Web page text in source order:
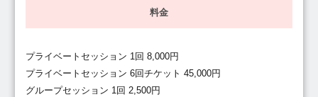
料金
プライベートセッション 1回 8,000円
プライベートセッション 6回チケット 45,000円
グループセッション 1回 2,500円